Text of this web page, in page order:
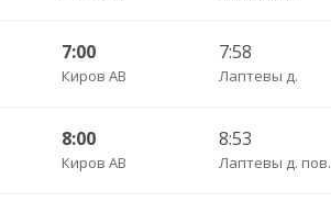
7:00
Киров АВ
7:58
Лаптевы д.
8:00
Киров АВ
8:53
Лаптевы д. пов.